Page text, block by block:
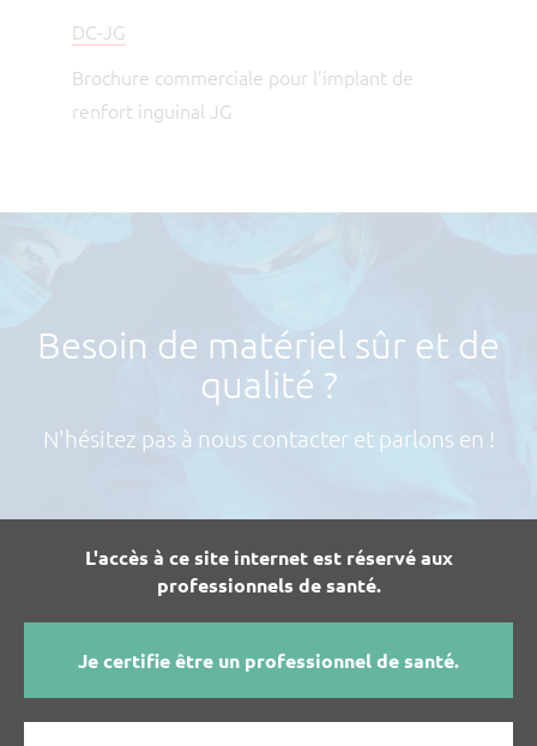
L'accès à ce site internet est réservé aux
professionnels de santé.
Je certifie être un professionnel de santé.
DC-JG
Brochure commerciale pour l’implant de
renfort inguinal JG
Besoin de matériel sûr et de
qualité ?
N'hésitez pas à nous contacter et parlons en !
JE SOUHAITE PLUS D'INFOS SUR LES